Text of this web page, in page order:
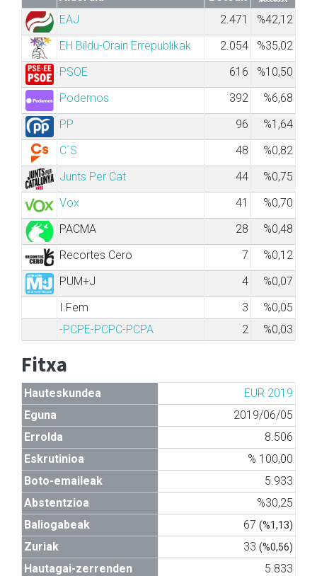
EAJ
2.471
%42,12
EH Bildu-Orain Errepublikak
2.054
%35,02
PSOE
616
%10,50
Podemos
392
%6,68
PP
96
%1,64
C´S
48
%0,82
Junts Per Cat
44
%0,75
Vox
41
%0,70
PACMA
28
%0,48
Recortes Cero
7
%0,12
PUM+J
4
%0,07
I.Fem
3
%0,05
-PCPE-PCPC-PCPA
2 %0,03
Fitxa
Hauteskundea
EUR 2019
Eguna
2019/06/05
Errolda
8.506
Eskrutinioa
% 100,00
Boto-emaileak
5.933
Abstentzioa
%30,25
Baliogabeak
67 (%1,13)
Zuriak 33 (%0,56)
Hautagai-zerrenden
5.833